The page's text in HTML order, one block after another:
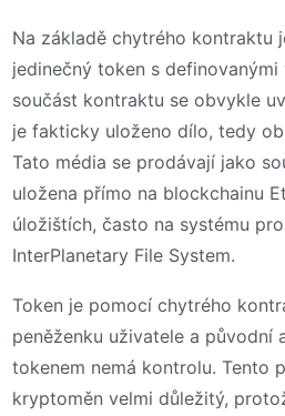
Na základě chytrého kontraktu
jedinečný token s
součást kontraktu se obvykle
je fakticky uloženo dílo, tedy
Tato média se prodávají jako
uložena přímo na blockchainu
úložištích, často na systému
InterPlanetary File System.
Token je pomocí chytrého
peněženku uživatele a původní
tokenem nemá kontrolu. Tento
kryptoměn velmi důležitý,